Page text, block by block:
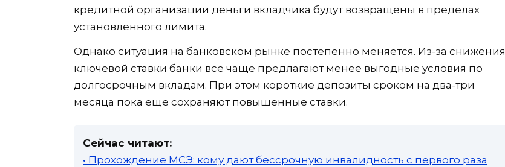
кредитной организации деньги вкладчика будут возвращены в пределах
установленного лимита.
Однако ситуация на банковском рынке постепенно меняется. Из-за снижения
ключевой ставки банки все чаще предлагают менее выгодные условия по
долгосрочным вкладам. При этом короткие депозиты сроком на два-три
месяца пока еще сохраняют повышенные ставки.
Сейчас читают:
• Прохождение МСЭ: кому дают бессрочную инвалидность с первого раза